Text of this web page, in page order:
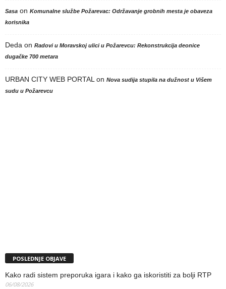
Sasa on Komunalne službe Požarevac: Održavanje grobnih mesta je obaveza
korisnika
Deda on Radovi u Moravskoj ulici u Požarevcu: Rekonstrukcija deonice
dugačke 700 metara
URBAN CITY WEB PORTAL on Nova sudija stupila na dužnost u Višem
sudu u Požarevcu
POSLEDNJE OBJAVE
Kako radi sistem preporuka igara i kako ga iskoristiti za bolji RTP
06/08/2026